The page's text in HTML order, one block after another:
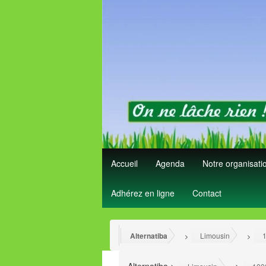
Accueil Agenda Notre
Adhérez en ligne Contact
Alternatiba > Limousin >